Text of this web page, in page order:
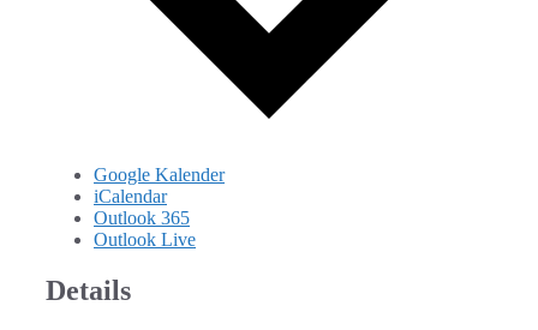
Google Kalender
iCalendar
Outlook 365
Outlook Live
Details